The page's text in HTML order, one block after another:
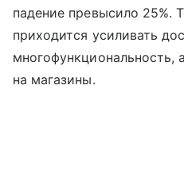
падение превысило 25%.
приходится усиливать
многофункциональность,
на магазины.